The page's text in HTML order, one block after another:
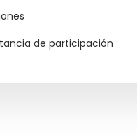
de participación